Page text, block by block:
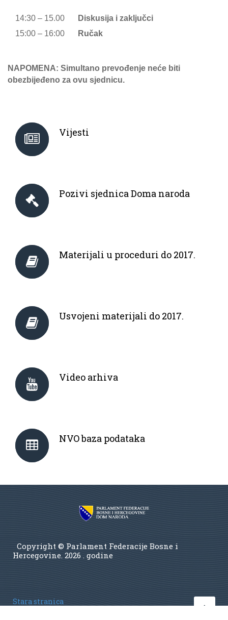
14:30 – 15.00
Diskusija i zaključci
15:00 – 16:00
Ručak
NAPOMENA: Simultano prevođenje neće biti
obezbijeđeno za ovu sjednicu.
Vijesti
Pozivi sjednica Doma naroda
Materijali u proceduri do 2017.
Usvojeni materijali do 2017.
Video arhiva
NVO baza podataka
Copyright © Parlament Federacije Bosne i
Hercegovine. 2026 . godine
Stara stranica